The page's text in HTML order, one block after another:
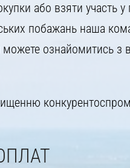
або взяти участь
побажань наша
ознайомитись